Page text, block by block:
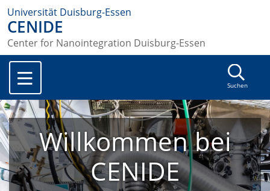
Universität Duisburg-Essen
CENIDE
Center for Nanointegration Duisburg-Essen
Suchen
Willkommen bei
CENIDE